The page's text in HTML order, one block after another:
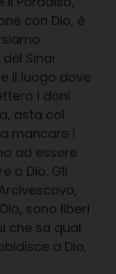
con Dio, è
Sinai
il luogo dove
i doni
asta col
mancare i
ad essere
a Dio. Gli
sono liberi
che sa qual
a Dio,